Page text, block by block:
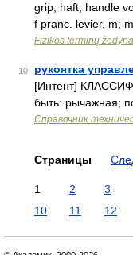
grip; haft; handle
f pranc. levier, m;
Fizikos terminų
10 рукоятка
[Интент]
быть: рычажная;
Справочник
Страницы
1 2 3
10
11 12